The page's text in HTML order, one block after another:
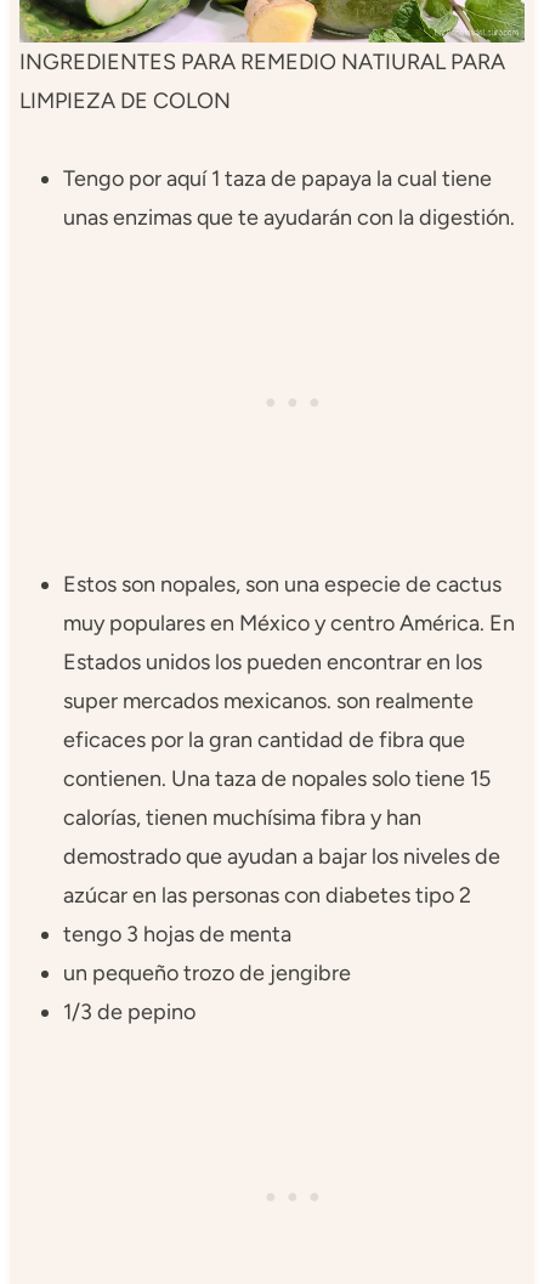
INGREDIENTES PARA REMEDIO NATIURAL PARA
LIMPIEZA DE COLON
Tengo por aquí 1 taza de papaya la cual tiene
unas enzimas que te ayudarán con la digestión.
Estos son nopales, son una especie de cactus
muy populares en México y centro América. En
Estados unidos los pueden encontrar en los
super mercados mexicanos. son realmente
eficaces por la gran cantidad de fibra que
contienen. Una taza de nopales solo tiene 15
calorías, tienen muchísima fibra y han
demostrado que ayudan a bajar los niveles de
azúcar en las personas con diabetes tipo 2
tengo 3 hojas de menta
un pequeño trozo de jengibre
1/3 de pepino